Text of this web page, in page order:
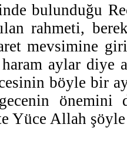
bulunduğu
rahmeti,
mevsimine
aylar diye
böyle bir
önemini
Yüce Allah şöyle